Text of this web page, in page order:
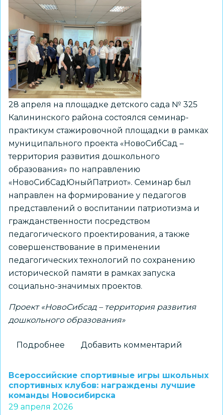
инновационные
формы
взаимодействия
с
родителями
28 апреля на площадке детского сада № 325
Калининского района состоялся семинар-
практикум стажировочной площадки в рамках
муниципального проекта «НовоСибСад –
территория развития дошкольного
образования» по направлению
«НовоСибСадЮныйПатриот». Семинар был
направлен на формирование у педагогов
представлений о воспитании патриотизма и
гражданственности посредством
педагогического проектирования, а также
совершенствование в применении
педагогических технологий по сохранению
исторической памяти в рамках запуска
социально-значимых проектов.
Проект «НовоСибсад – территория развития
дошкольного образования»
Подробнее
и
гражданственности
посредством
Добавить комментарий
Всероссийские спортивные игры школьных
спортивных клубов: награждены лучшие
команды Новосибирска
29 апреля 2026